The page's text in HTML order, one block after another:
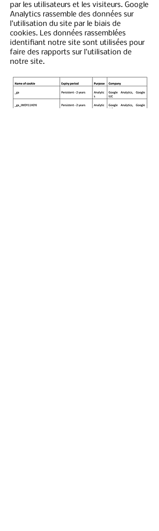
par les utilisateurs et les visiteurs. Google
Analytics rassemble des données sur
l'utilisation du site par le biais de
cookies. Les données rassemblées
identifiant notre site sont utilisées pour
faire des rapports sur l'utilisation de
notre site.